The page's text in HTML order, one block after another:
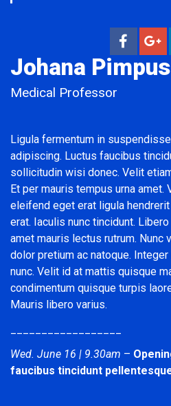
Johana Pimpus
Medical Professor
Ligula fermentum in
adipiscing. Luctus faucibus
sollicitudin wisi donec. Velit
Et per mauris tempus urna amet.
eleifend eget erat ligula
erat. Iaculis nunc tincidunt.
amet mauris lectus rutrum. Nunc
dolor pretium ac natoque.
nunc. Velit id at mattis quisque
condimentum quisque turpis
Mauris libero varius.
Wed. June 16 | 9.30am –
faucibus tincidunt